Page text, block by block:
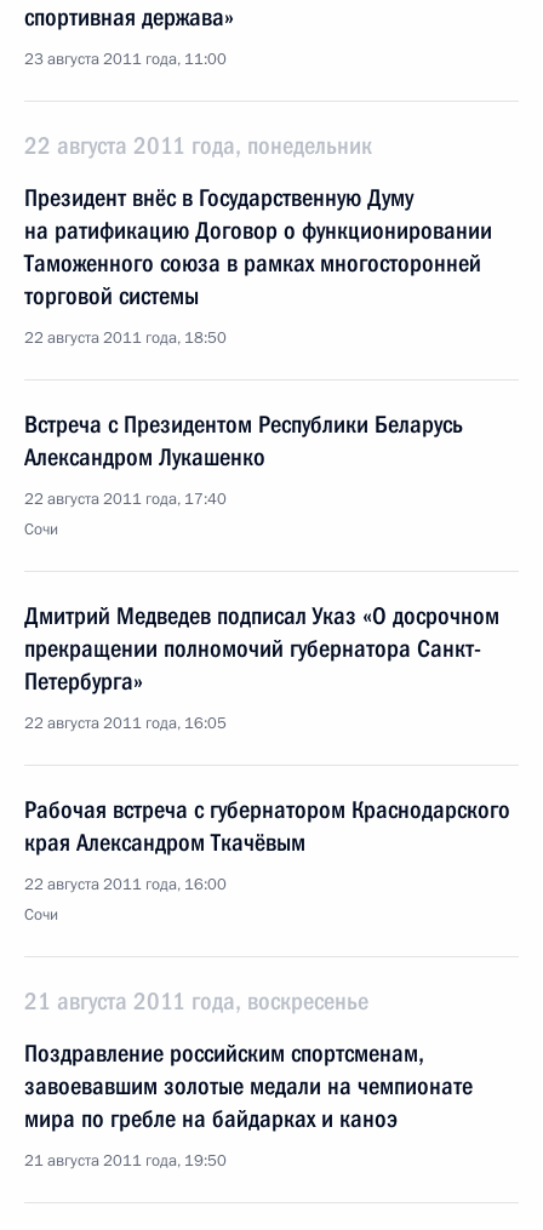
спортивная держава»
23 августа 2011 года, 11:00
22 августа 2011 года, понедельник
Президент внёс в Государственную Думу
на ратификацию Договор о функционировании
Таможенного союза в рамках многосторонней
торговой системы
22 августа 2011 года, 18:50
Встреча с Президентом Республики Беларусь
Александром Лукашенко
22 августа 2011 года, 17:40
Сочи
Дмитрий Медведев подписал Указ «О досрочном
прекращении полномочий губернатора Санкт-
Петербурга»
22 августа 2011 года, 16:05
Рабочая встреча с губернатором Краснодарского
края Александром Ткачёвым
22 августа 2011 года, 16:00
Сочи
21 августа 2011 года, воскресенье
Поздравление российским спортсменам,
завоевавшим золотые медали на чемпионате
мира по гребле на байдарках и каноэ
21 августа 2011 года, 19:50